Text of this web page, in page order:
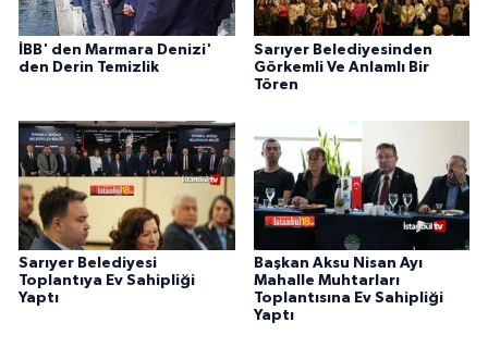
İBB' den Marmara Denizi'
den Derin Temizlik
Sarıyer Belediyesinden
Görkemli Ve Anlamlı Bir
Tören
Sarıyer Belediyesi
Toplantıya Ev Sahipliği
Yaptı
Başkan Aksu Nisan Ayı
Mahalle Muhtarları
Toplantısına Ev Sahipliği
Yaptı